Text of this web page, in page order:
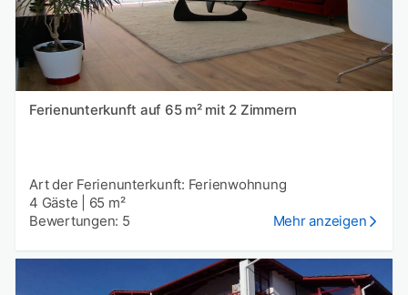
Ferienunterkunft auf 65 m² mit 2 Zimmern
Art der Ferienunterkunft: Ferienwohnung
4 Gäste
65 m²
Bewertungen: 5
Mehr anzeigen